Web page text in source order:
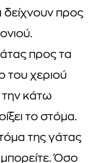
δείχνουν προς
προς τα
του χεριού
την κάτω
το στόμα.
της γάτας
Όσο